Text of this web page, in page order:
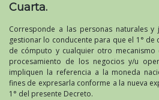
Cuarta.
Corresponde a las personas naturales
gestionar lo conducente para que el 1° de
de cómputo y cualquier otro
procesamiento de los negocios y/u
impliquen la referencia a la moneda
fines de expresarla conforme a la nueva
1° del presente Decreto.